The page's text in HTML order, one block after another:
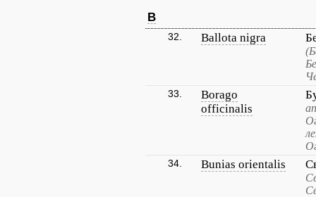
B
32. Ballota nigra
33.
Borago
officinalis
34. Bunias orientalis